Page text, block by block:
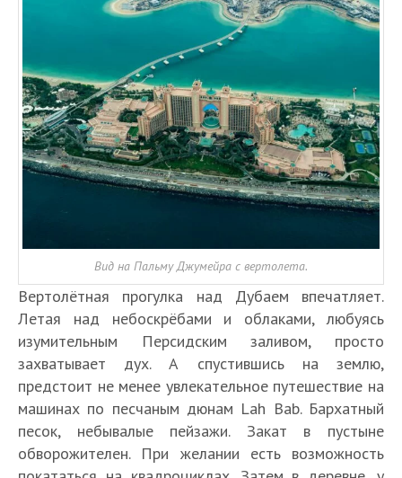
Вид на Пальму Джумейра с вертолета.
Вертолётная прогулка над Дубаем впечатляет.
Летая над небоскрёбами и облаками, любуясь
изумительным Персидским заливом, просто
захватывает дух. А спустившись на землю,
предстоит не менее увлекательное путешествие на
машинах по песчаным дюнам Lah Bab. Бархатный
песок, небывалые пейзажи. Закат в пустыне
обворожителен. При желании есть возможность